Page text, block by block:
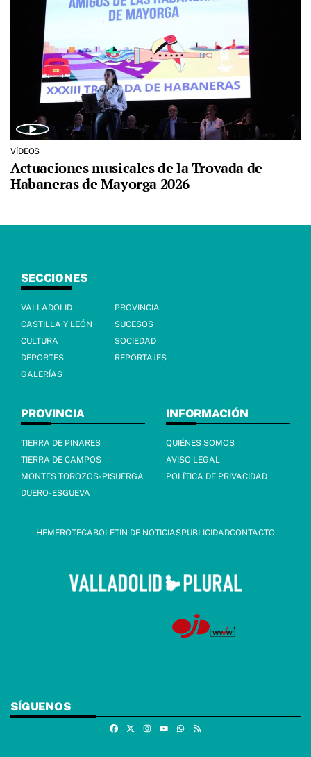
VÍDEOS
Actuaciones musicales de la Trovada de
Habaneras de Mayorga 2026
SECCIONES
VALLADOLID
PROVINCIA
CASTILLA Y LEÓN
SUCESOS
CULTURA
SOCIEDAD
DEPORTES
REPORTAJES
GALERÍAS
PROVINCIA
TIERRA DE PINARES
TIERRA DE CAMPOS
MONTES TOROZOS-PISUERGA
DUERO-ESGUEVA
INFORMACIÓN
QUIÉNES SOMOS
AVISO LEGAL
POLÍTICA DE PRIVACIDAD
HEMEROTECABOLETÍN DE NOTICIASPUBLICIDADCONTACTO
SÍGUENOS
FacebookInstagramWhatsapp